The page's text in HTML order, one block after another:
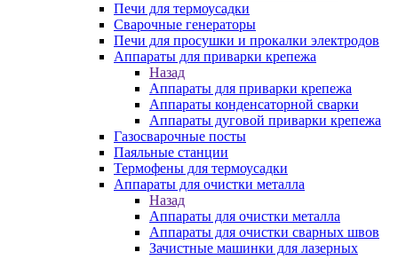
Печи для термоусадки
Сварочные генераторы
Печи для просушки и прокалки электродов
Аппараты для приварки крепежа
Назад
Аппараты для приварки крепежа
Аппараты конденсаторной сварки
Аппараты дуговой приварки крепежа
Газосварочные посты
Паяльные станции
Термофены для термоусадки
Аппараты для очистки металла
Назад
Аппараты для очистки металла
Аппараты для очистки сварных швов
Зачистные машинки для лазерных